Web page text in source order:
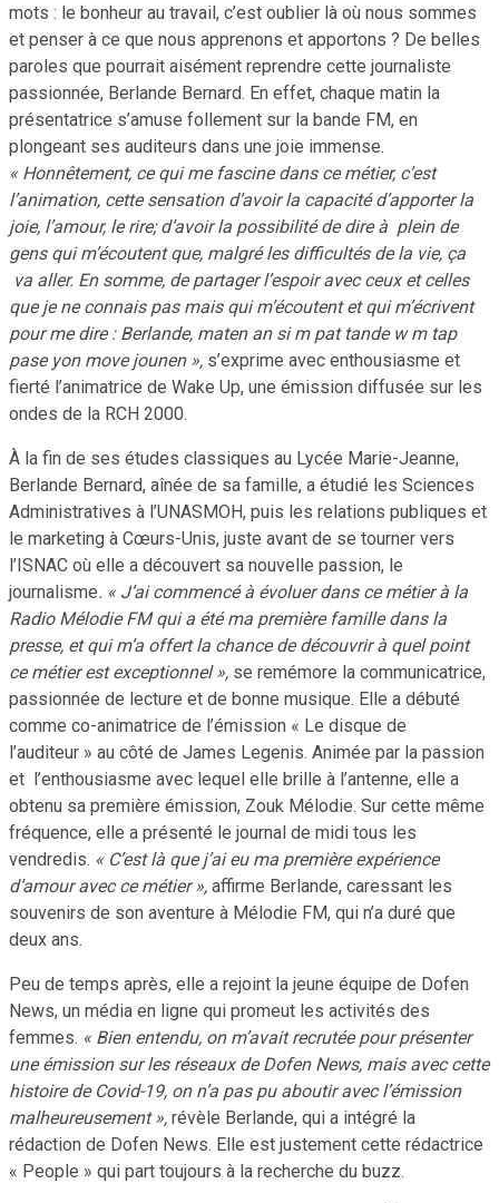
mots : le bonheur au travail, c’est oublier là où nous sommes
et penser à ce que nous apprenons et apportons ? De belles
paroles que pourrait aisément reprendre cette journaliste
passionnée, Berlande Bernard. En effet, chaque matin la
présentatrice s’amuse follement sur la bande FM, en
plongeant ses auditeurs dans une joie immense.
« Honnêtement, ce qui me fascine dans ce métier, c’est
l’animation, cette sensation d’avoir la capacité d’apporter la
joie, l’amour, le rire; d’avoir la possibilité de dire à plein de
gens qui m’écoutent que, malgré les difficultés de la vie, ça
va aller. En somme, de partager l’espoir avec ceux et celles
que je ne connais pas mais qui m’écoutent et qui m’écrivent
pour me dire : Berlande, maten an si m pat tande w m tap
pase yon move jounen », s’exprime avec enthousiasme et
fierté l’animatrice de Wake Up, une émission diffusée sur les
ondes de la RCH 2000.
À la fin de ses études classiques au Lycée Marie-Jeanne,
Berlande Bernard, aînée de sa famille, a étudié les Sciences
Administratives à l’UNASMOH, puis les relations publiques et
le marketing à Cœurs-Unis, juste avant de se tourner vers
l’ISNAC où elle a découvert sa nouvelle passion, le
journalisme. « J’ai commencé à évoluer dans ce métier à la
Radio Mélodie FM qui a été ma première famille dans la
presse, et qui m’a offert la chance de découvrir à quel point
ce métier est exceptionnel », se remémore la communicatrice,
passionnée de lecture et de bonne musique. Elle a débuté
comme co-animatrice de l’émission « Le disque de
l’auditeur » au côté de James Legenis. Animée par la passion
et l’enthousiasme avec lequel elle brille à l’antenne, elle a
obtenu sa première émission, Zouk Mélodie. Sur cette même
fréquence, elle a présenté le journal de midi tous les
vendredis. « C’est là que j’ai eu ma première expérience
d’amour avec ce métier », affirme Berlande, caressant les
souvenirs de son aventure à Mélodie FM, qui n’a duré que
deux ans.
Peu de temps après, elle a rejoint la jeune équipe de Dofen
News, un média en ligne qui promeut les activités des
femmes. « Bien entendu, on m’avait recrutée pour présenter
une émission sur les réseaux de Dofen News, mais avec cette
histoire de Covid-19, on n’a pas pu aboutir avec l’émission
malheureusement », révèle Berlande, qui a intégré la
rédaction de Dofen News. Elle est justement cette rédactrice
« People » qui part toujours à la recherche du buzz.